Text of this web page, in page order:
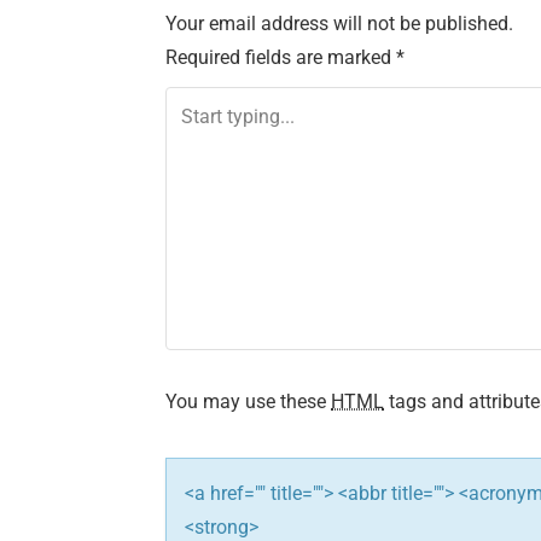
s
t
n
g
a
t
Your email address will not be published.
Required fields are marked *
You may use these HTML tags and
<a href="" title=""> <abbr title="">
<strong>